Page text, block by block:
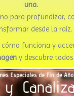
una.
para profundizar,
desde la raíz.
cómo funciona y
y descubre